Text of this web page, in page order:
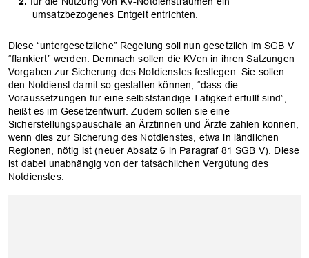
umsatzbezogenes Entgelt entrichten.
Diese “untergesetzliche” Regelung soll nun gesetzlich im SGB V
“flankiert” werden. Demnach sollen die KVen in ihren Satzungen
Vorgaben zur Sicherung des Notdienstes festlegen. Sie sollen
den Notdienst damit so gestalten können, “dass die
Voraussetzungen für eine selbstständige Tätigkeit erfüllt sind”,
heißt es im Gesetzentwurf. Zudem sollen sie eine
Sicherstellungspauschale an Ärztinnen und Ärzte zahlen können,
wenn dies zur Sicherung des Notdienstes, etwa in ländlichen
Regionen, nötig ist (neuer Absatz 6 in Paragraf 81 SGB V). Diese
ist dabei unabhängig von der tatsächlichen Vergütung des
Notdienstes.